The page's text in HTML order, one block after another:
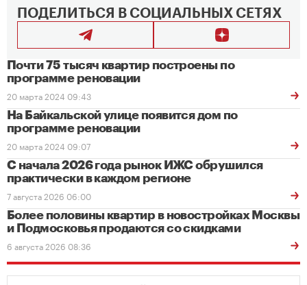
ПОДЕЛИТЬСЯ В СОЦИАЛЬНЫХ СЕТЯХ
Почти 75 тысяч квартир построены по
программе реновации
20 марта 2024 09:43
На Байкальской улице появится дом по
программе реновации
20 марта 2024 09:07
С начала 2026 года рынок ИЖС обрушился
практически в каждом регионе
7 августа 2026 06:00
Более половины квартир в новостройках Москвы
и Подмосковья продаются со скидками
6 августа 2026 08:36